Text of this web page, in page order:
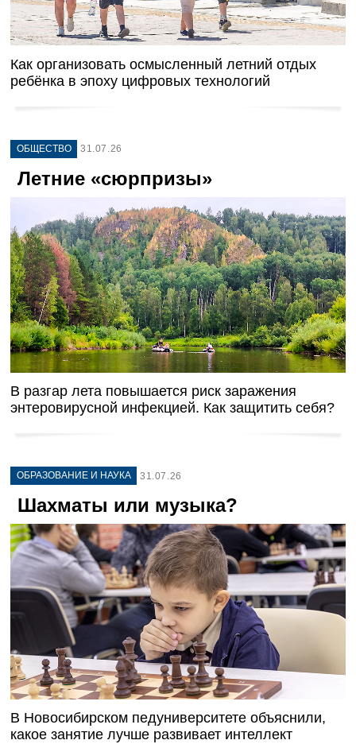
Как организовать осмысленный летний отдых
ребёнка в эпоху цифровых технологий
ОБЩЕСТВО 31.07.26
Летние «сюрпризы»
В разгар лета повышается риск заражения
энтеровирусной инфекцией. Как защитить себя?
ОБРАЗОВАНИЕ И НАУКА 31.07.26
Шахматы или музыка?
В Новосибирском педуниверситете объяснили,
какое занятие лучше развивает интеллект